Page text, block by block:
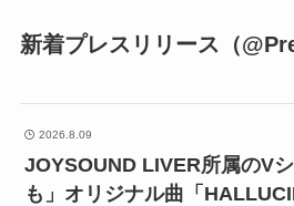
新着プレスリリース（
2026.8.09
JOYSOUND LIVER所属のV
も」オリジナル曲「